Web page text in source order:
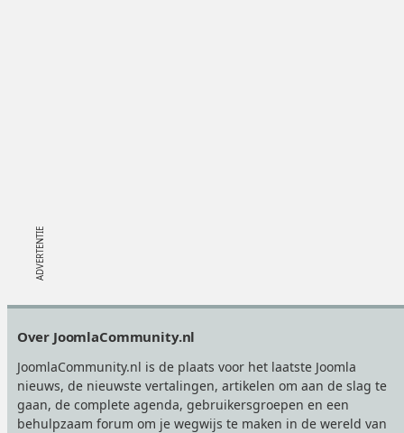
Over JoomlaCommunity.nl
JoomlaCommunity.nl is de plaats voor het laatste Joomla
nieuws, de nieuwste vertalingen, artikelen om aan de slag te
gaan, de complete agenda, gebruikersgroepen en een
behulpzaam forum om je wegwijs te maken in de wereld van